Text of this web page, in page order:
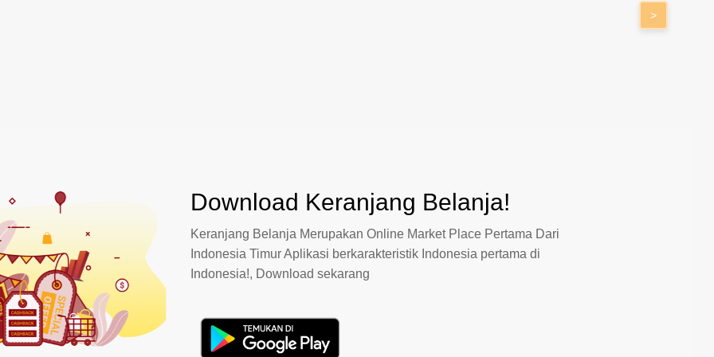
>
Download Keranjang Belanja!
Keranjang Belanja Merupakan Online Market Place Pertama Dari
Indonesia Timur Aplikasi berkarakteristik Indonesia pertama di
Indonesia!, Download sekarang